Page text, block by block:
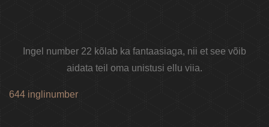
Ingel number 22 kõlab ka fantaasiaga, nii et see võib
aidata teil oma unistusi ellu viia.
644 inglinumber